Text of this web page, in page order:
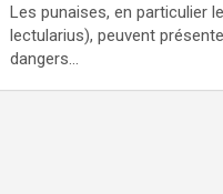
Les punaises, en particulier
lectularius), peuvent
dangers…